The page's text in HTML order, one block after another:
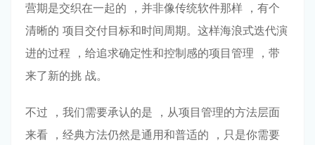
营期是交织在⼀起的 ，并⾮像传统软件那样 ，有个
清晰的 项⽬交付⽬标和时间周期。这样海浪式迭代演
进的过程 ，给追求确定性和控制感的项⽬管理 ，带
来了新的挑 战。
不过 ，我们需要承认的是 ，从项⽬管理的⽅法层⾯
来看 ，经典⽅法仍然是通⽤和普适的 ，只是你需要